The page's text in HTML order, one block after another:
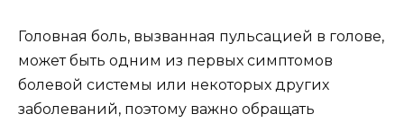
Головная боль, вызванная пульсацией в голове,
может быть одним из первых симптомов
болевой системы или некоторых других
заболеваний, поэтому важно обращать